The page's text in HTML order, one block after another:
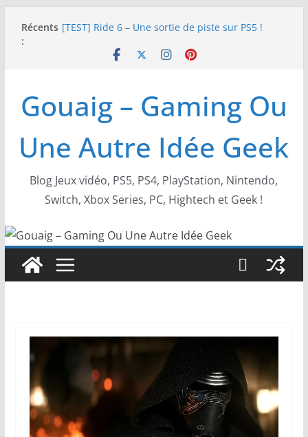
Récents
:
[TEST] Ride 6 – Une sortie de piste sur PS5 !
NEOGEO AES+ : La légende de l’arcade est de
SWITCH 2 : Nouveaux accessoires Turtle Beach X
Gouaig – Gaming Ou
Une Autre Idée Geek
Blog Jeux vidéo, PS5, PS4, PlayStation, Nintendo,
Switch, Xbox Series, PC, Hightech et Geek !